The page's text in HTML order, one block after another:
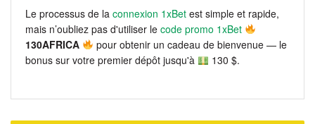
Le processus de la connexion 1xBet est simple et rapide,
mais n’oubliez pas d'utiliser le code promo 1xBet
130AFRICA
pour obtenir un cadeau de bienvenue — le
bonus sur votre premier dépôt jusqu'à
130 $.